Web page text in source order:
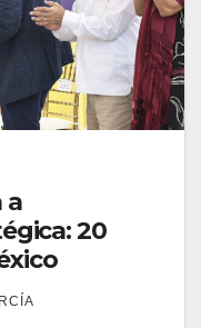
a
20